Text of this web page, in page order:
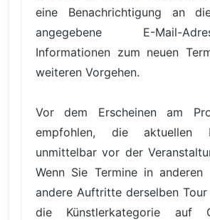
eine Benachrichtigung an
angegebene E-Mail-
Informationen zum neuen
weiteren Vorgehen.
Vor dem Erscheinen am
empfohlen, die aktuellen
unmittelbar vor der
Wenn Sie Termine in
andere Auftritte derselben
die Künstlerkategorie auf